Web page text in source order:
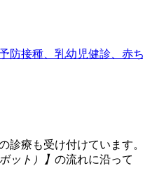
療も受け付けています。
ット）】 の流れに沿って